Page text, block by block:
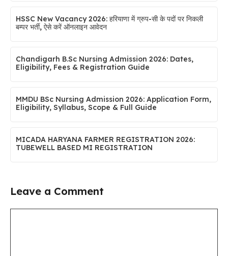
HSSC New Vacancy 2026: हरियाणा में ग्रुप-सी के पदों पर निकली
बम्पर भर्ती, ऐसे करें ऑनलाइन आवेदन
Chandigarh B.Sc Nursing Admission 2026: Dates,
Eligibility, Fees & Registration Guide
MMDU BSc Nursing Admission 2026: Application Form,
Eligibility, Syllabus, Scope & Full Guide
MICADA HARYANA FARMER REGISTRATION 2026:
TUBEWELL BASED MI REGISTRATION
Leave a Comment